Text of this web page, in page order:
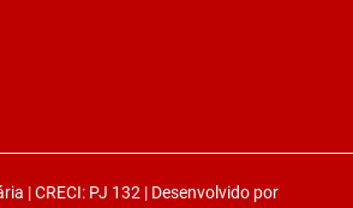
| CRECI: PJ 132 | Desenvolvido por